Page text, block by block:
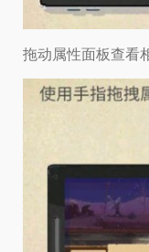
拖动属性面板查看